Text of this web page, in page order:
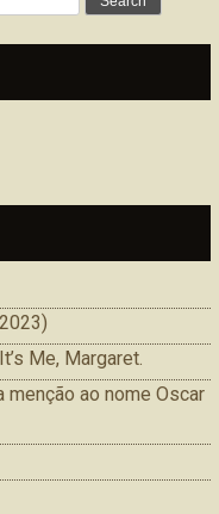
Me, Margaret.
menção ao nome Oscar